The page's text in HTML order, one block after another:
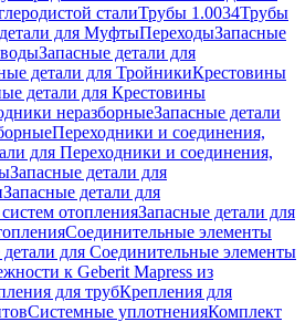
сталиТрубы 1.0034Трубы
для МуфтыПереходыЗапасные
Запасные детали для
детали для ТройникиКрестовины
детали для Крестовины
неразборныеЗапасные детали
Переходники и соединения,
для Переходники и соединения,
Запасные детали для
Запасные детали для
отопленияЗапасные детали для
Соединительные элементы
для Соединительные элементы
к Geberit Mapress из
для трубКрепления для
Системные уплотненияКомплект